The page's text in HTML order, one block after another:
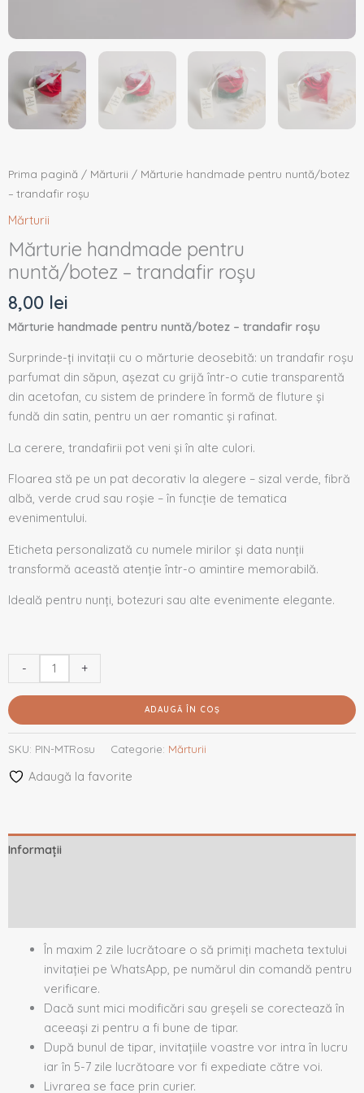
Prima pagină / Mărturii / Mărturie handmade pentru nuntă/botez
– trandafir roșu
Mărturii
Mărturie handmade pentru
nuntă/botez – trandafir roșu
8,00 lei
Mărturie handmade pentru nuntă/botez – trandafir roșu
Surprinde-ți invitații cu o mărturie deosebită: un trandafir roșu
parfumat din săpun, așezat cu grijă într-o cutie transparentă
din acetofan, cu sistem de prindere în formă de fluture și
fundă din satin, pentru un aer romantic și rafinat.
La cerere, trandafirii pot veni și în alte culori.
Floarea stă pe un pat decorativ la alegere – sizal verde, fibră
albă, verde crud sau roșie – în funcție de tematica
evenimentului.
Eticheta personalizată cu numele mirilor și data nunții
transformă această atenție într-o amintire memorabilă.
Ideală pentru nunți, botezuri sau alte evenimente elegante.
- +
ADAUGĂ ÎN COȘ
SKU: PIN-MTRosu Categorie: Mărturii
Adaugă la favorite
Informații
În maxim 2 zile lucrătoare o să primiți macheta textului
invitației pe WhatsApp, pe numărul din comandă pentru
verificare.
Dacă sunt mici modificări sau greșeli se corectează în
aceeași zi pentru a fi bune de tipar.
După bunul de tipar, invitațiile voastre vor intra în lucru
iar în 5-7 zile lucrătoare vor fi expediate către voi.
Livrarea se face prin curier.